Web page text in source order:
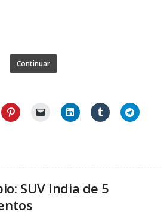
Continuar
SUV India de 5